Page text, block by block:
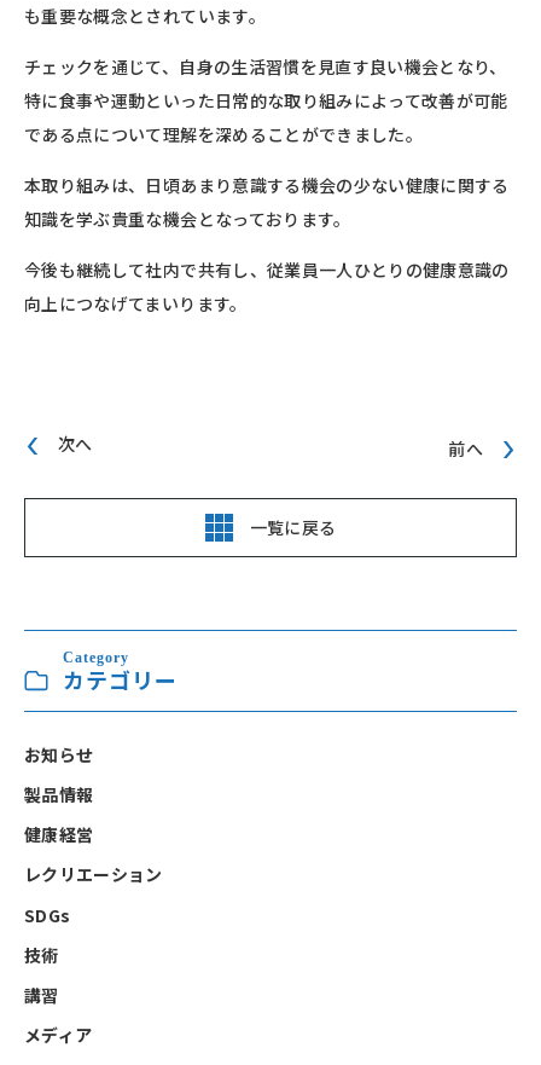
も重要な概念とされています。
チェックを通じて、自身の生活習慣を見直す良い機会となり、
特に食事や運動といった日常的な取り組みによって改善が可能
である点について理解を深めることができました。
本取り組みは、日頃あまり意識する機会の少ない健康に関する
知識を学ぶ貴重な機会となっております。
今後も継続して社内で共有し、従業員一人ひとりの健康意識の
向上につなげてまいります。
次へ 前へ
一覧に戻る
Category
カテゴリー
お知らせ
製品情報
健康経営
レクリエーション
SDGs
技術
講習
メディア